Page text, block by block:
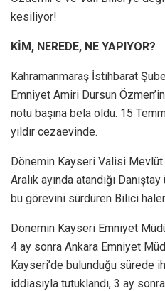
kesiliyor!
KİM, NEREDE, NE YAPIYOR?
Kahramanmaraş İstihbarat
Emniyet Amiri Dursun
notu başına bela oldu. 15
yıldır cezaevinde.
Dönemin Kayseri Valisi Mevlüt
Aralık ayında atandığı
bu görevini sürdüren Bilici
Dönemin Kayseri Emniyet
4 ay sonra Ankara Emniyet
Kayseri’de bulunduğu sürede
iddiasıyla tutuklandı, 3 ay